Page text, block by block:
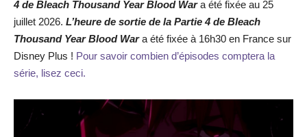
4 de Bleach Thousand Year Blood Wara été fixée au 25
juillet 2026. L’heure de sortie de la Partie 4 de Bleach
Thousand Year Blood Wara été fixée à 16h30 en France sur
Disney Plus ! Pour savoir combien d’épisodes comptera la
série, lisez ceci.